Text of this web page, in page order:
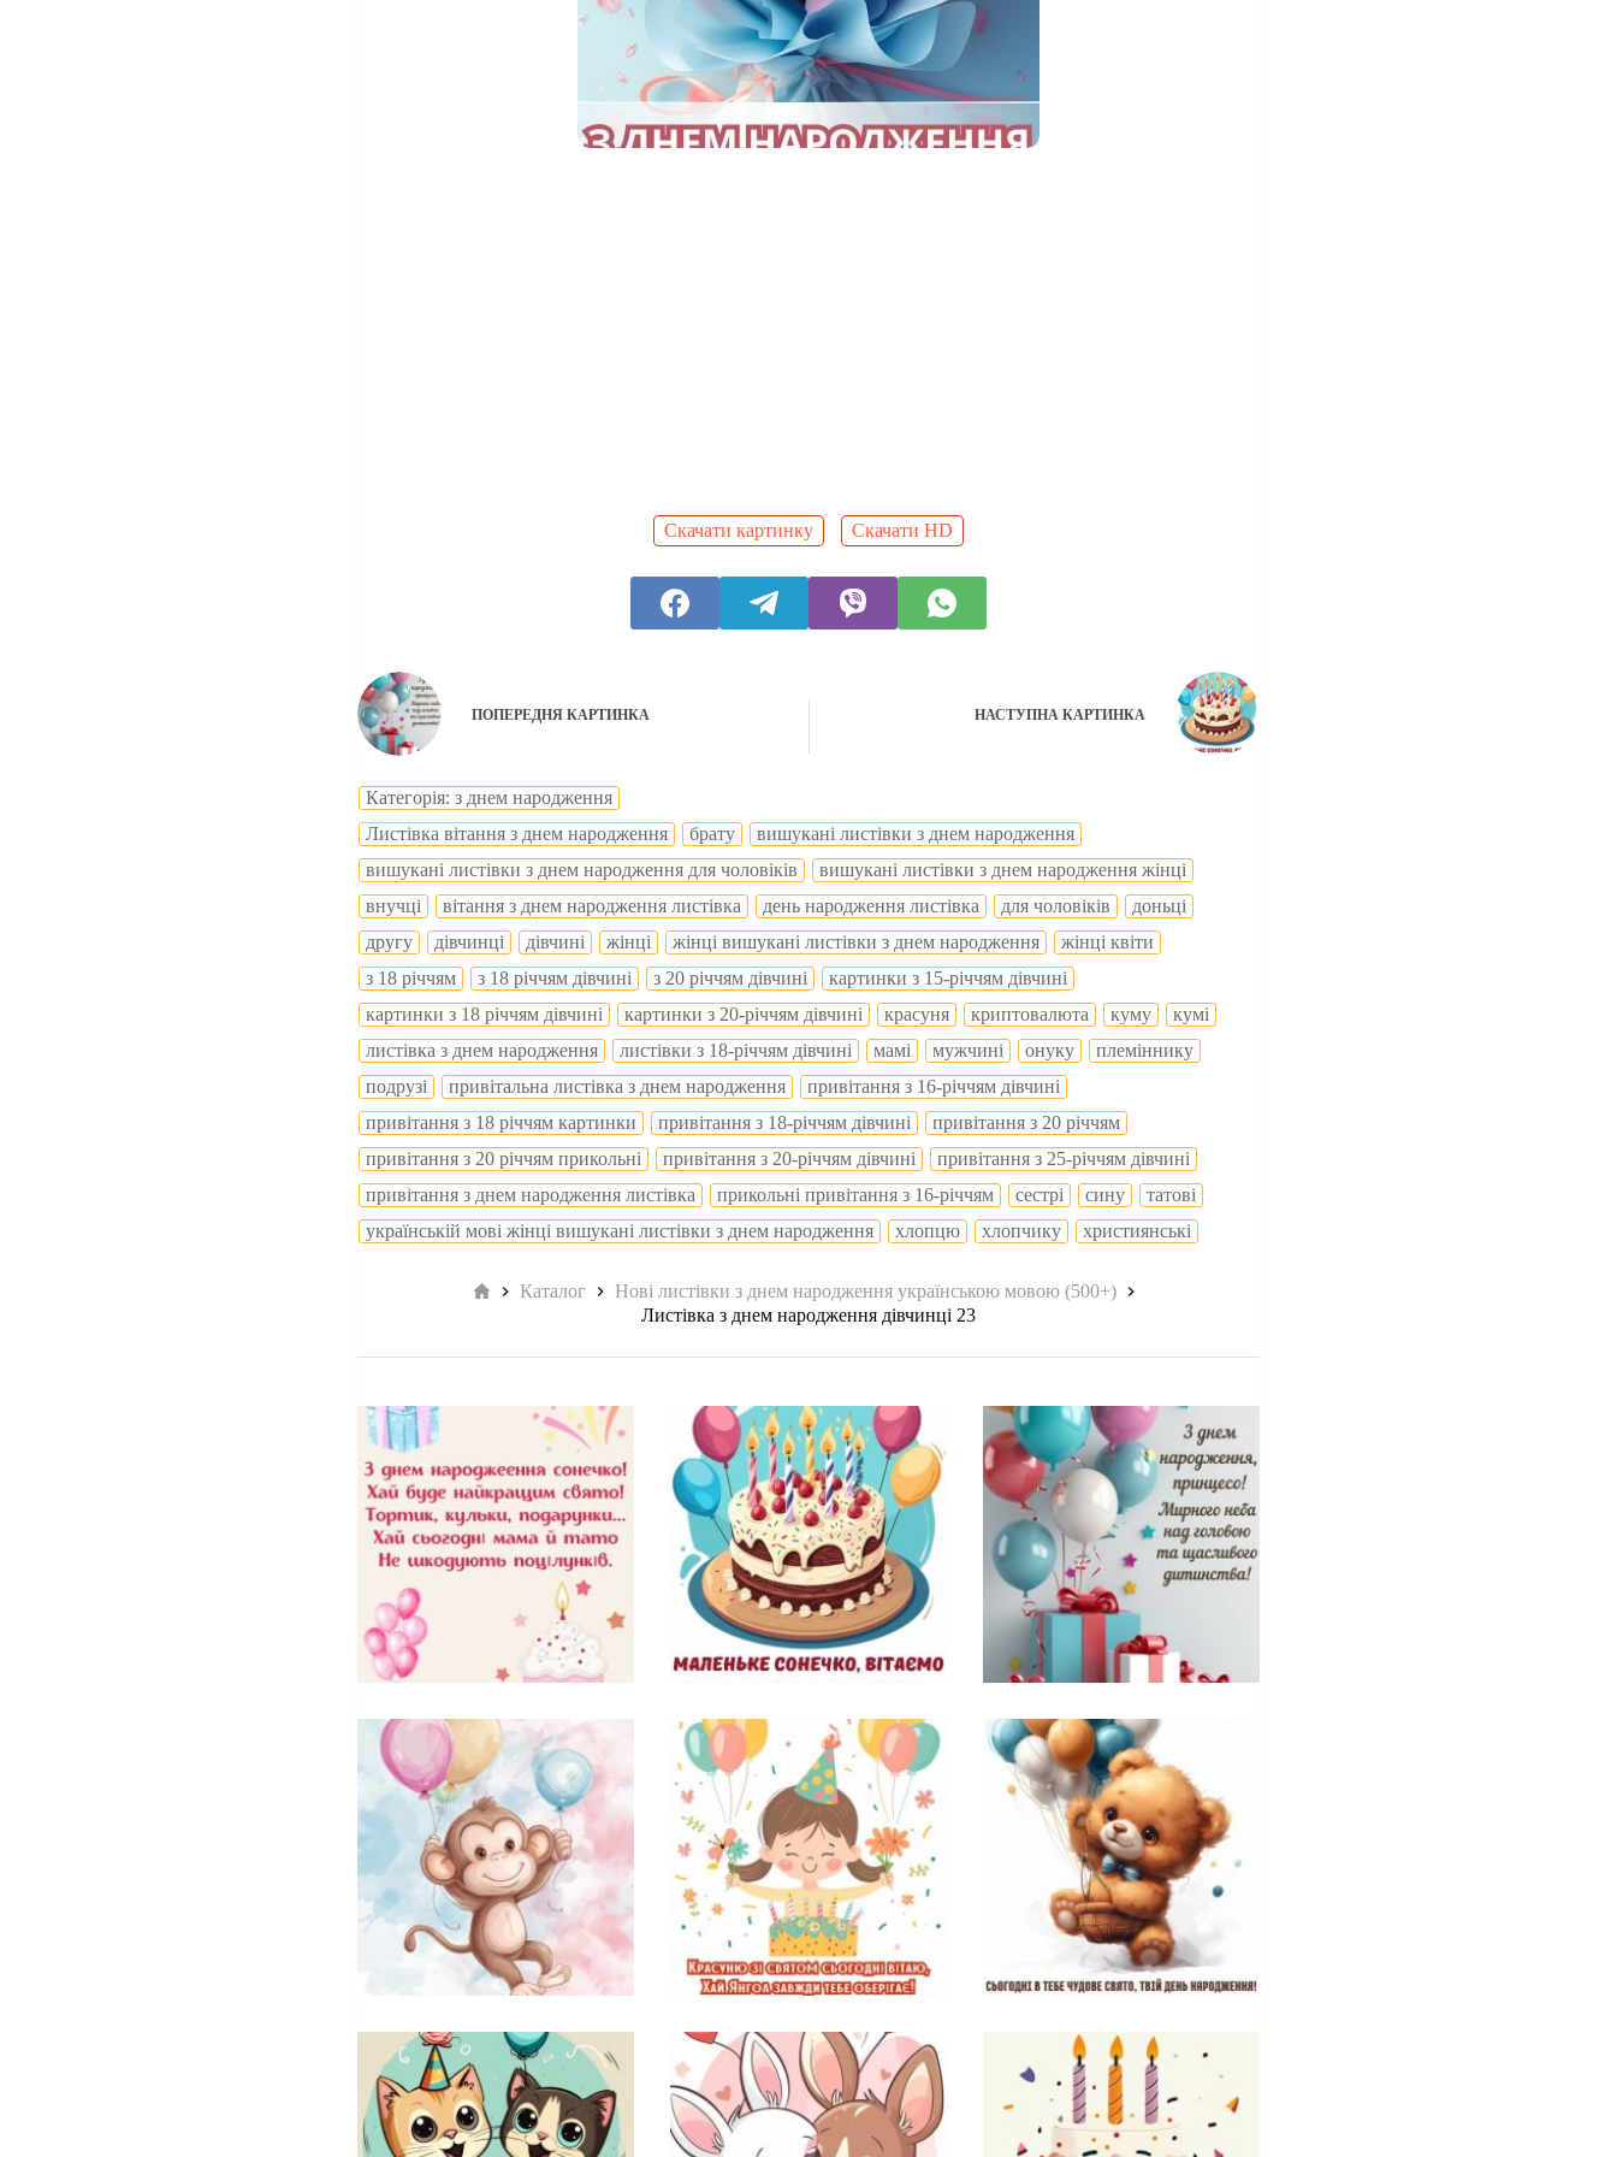
Скачати картинку Скачати HD
ПОПЕРЕДНЯ КАРТИНКА НАСТУПНА КАРТИНКА
Категорія: з днем народження
Листівка вітання з днем народження
брату
вишукані листівки з днем народження
вишукані листівки з днем народження для чоловіків
вишукані листівки з днем народження жінці
внучці
вітання з днем народження листівка день народження листівка для чоловіків
доньці
другу
дівчинці дівчині жінці жінці вишукані листівки з днем народження
жінці квіти
з 18 річчям
з 18 річчям дівчині з 20 річчям дівчині
картинки з 15-річчям дівчині
картинки з 18 річчям дівчині
картинки з 20-річчям дівчині красуня криптовалюта куму
кумі
листівка з днем народження
листівки з 18-річчям дівчині мамі мужчині онуку
племіннику
подрузі
привітальна листівка з днем народження
привітання з 16-річчям дівчині
привітання з 18 річчям картинки
привітання з 18-річчям дівчині
привітання з 20 річчям
привітання з 20 річчям прикольні
привітання з 20-річчям дівчині
привітання з 25-річчям дівчині
привітання з днем народження листівка
прикольні привітання з 16-річчям сестрі сину
татові
українській мові жінці вишукані листівки з днем народження
хлопцю хлопчику християнські
Головна
Каталог
Нові листівки з днем народження українською мовою (500+)
Листівка з днем народження дівчинці 23